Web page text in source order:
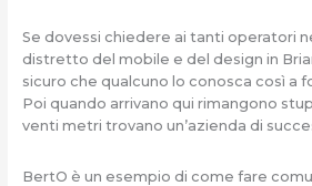
Se dovessi chiedere ai tanti operatori
distretto del mobile e del design in
sicuro che qualcuno lo conosca così a
Poi quando arrivano qui rimangono
venti metri trovano un’azienda di
BertO è un esempio di come fare